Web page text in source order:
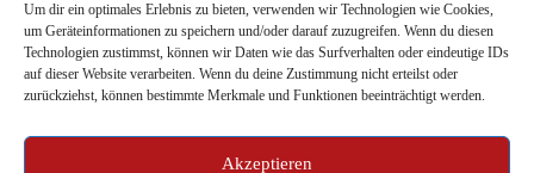
Um dir ein optimales Erlebnis zu bieten, verwenden wir Technologien wie Cookies,
um Geräteinformationen zu speichern und/oder darauf zuzugreifen. Wenn du diesen
Technologien zustimmst, können wir Daten wie das Surfverhalten oder eindeutige IDs
auf dieser Website verarbeiten. Wenn du deine Zustimmung nicht erteilst oder
zurückziehst, können bestimmte Merkmale und Funktionen beeinträchtigt werden.
Akzeptieren